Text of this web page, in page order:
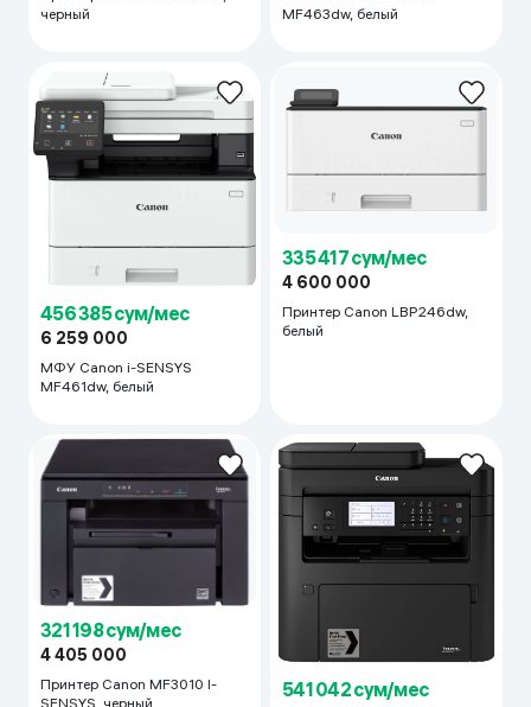
456 385 сум/мес
6 259 000
МФУ Canon i-SENSYS
MF461dw, белый
4 600 000
Принтер Canon LBP246dw,
белый
321 198 сум/мес
4 405 000
Принтер Canon MF3010 I-
SENSYS, черный
541 042 сум/мес
7 420 000